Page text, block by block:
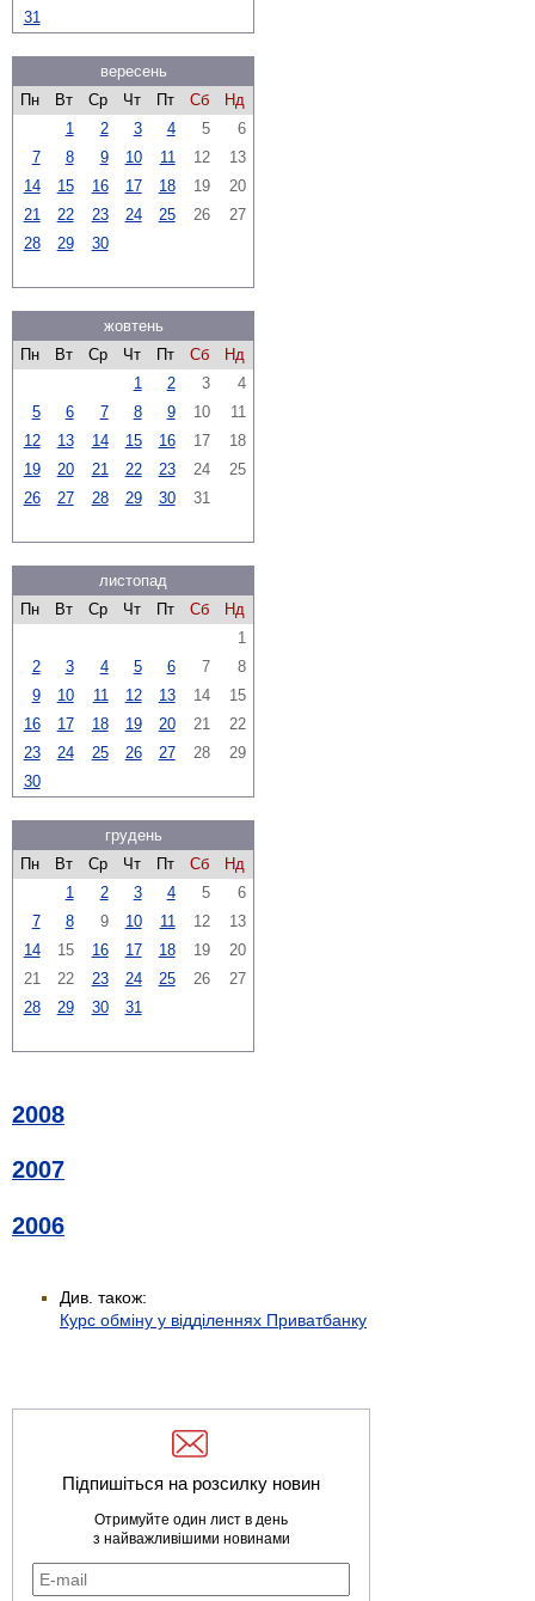
31
вересень
Пн
Вт Ср Чт Пт Сб
Нд
1
2 3 4 5
6
7
8 9 10 11 12
13
14
15 16 17 18 19
20
21
22 23 24 25 26
27
28
29 30
жовтень
Пн
Вт Ср Чт Пт Сб
Нд
1
2 3
4
5
6 7 8 9 10
11
12
13 14 15 16 17
18
19
20 21 22 23 24
25
26
27 28 29 30 31
листопад
Пн
Вт Ср Чт Пт Сб
Нд
1
2
3 4 5 6 7
8
9
10 11 12 13 14
15
16
17 18 19 20 21
22
23
24 25 26 27 28
29
30
грудень
Пн
Вт Ср Чт Пт Сб
Нд
1
2 3 4 5
6
7
8 9 10 11 12
13
14
15 16 17 18 19
20
21
22 23 24 25 26
27
28
29 30 31
2008
2007
2006
Див. також:
Курс обміну у відділеннях Приватбанку
Підпишіться на розсилку новин
Отримуйте один лист в день
з найважливішими новинами